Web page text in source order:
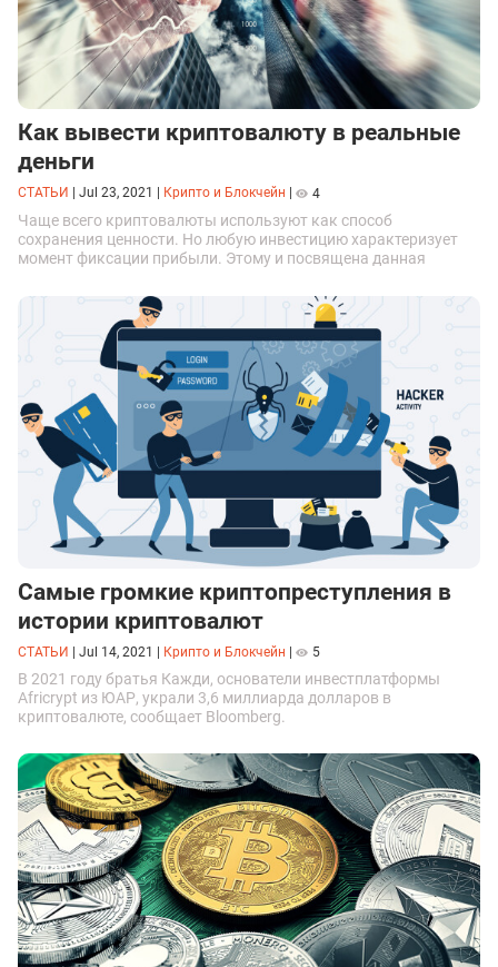
Как вывести криптовалюту в реальные
деньги
СТАТЬИ Jul 23, 2021 Крипто и Блокчейн 4
Чаще всего криптовалюты используют как способ
сохранения ценности. Но любую инвестицию характеризует
момент фиксации прибыли. Этому и посвящена данная
способами.
Самые громкие криптопреступления в
истории криптовалют
СТАТЬИ Jul 14, 2021 Крипто и Блокчейн 5
В 2021 году братья Кажди, основатели инвестплатформы
Africrypt из ЮАР, украли 3,6 миллиарда долларов в
криптовалюте, сообщает Bloomberg.